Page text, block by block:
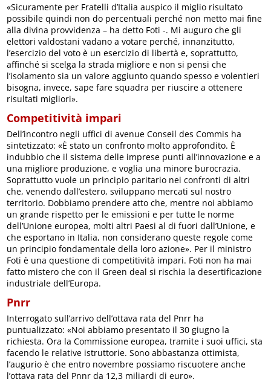
«Sicuramente per Fratelli d’Italia auspico il miglio risultato
possibile quindi non do percentuali perché non metto mai fine
alla divina provvidenza – ha detto Foti -. Mi auguro che gli
elettori valdostani vadano a votare perché, innanzitutto,
l’esercizio del voto è un esercizio di libertà e, soprattutto,
affinché si scelga la strada migliore e non si pensi che
l’isolamento sia un valore aggiunto quando spesso e volentieri
bisogna, invece, sape fare squadra per riuscire a ottenere
risultati migliori».
Competitività impari
Dell’incontro negli uffici di avenue Conseil des Commis ha
sintetizzato: «È stato un confronto molto approfondito. È
indubbio che il sistema delle imprese punti all’innovazione e a
una migliore produzione, e voglia una minore burocrazia.
Soprattutto vuole un principio paritario nei confronti di altri
che, venendo dall’estero, sviluppano mercati sul nostro
territorio. Dobbiamo prendere atto che, mentre noi abbiamo
un grande rispetto per le emissioni e per tutte le norme
dell’Unione europea, molti altri Paesi al di fuori dall’Unione, e
che esportano in Italia, non considerano queste regole come
un principio fondamentale della loro azione». Per il ministro
Foti è una questione di competitività impari. Foti non ha mai
fatto mistero che con il Green deal si rischia la desertificazione
industriale dell’Europa.
Pnrr
Interrogato sull’arrivo dell’ottava rata del Pnrr ha
puntualizzato: «Noi abbiamo presentato il 30 giugno la
richiesta. Ora la Commissione europea, tramite i suoi uffici, sta
facendo le relative istruttorie. Sono abbastanza ottimista,
l’augurio è che entro novembre possiamo riscuotere anche
l’ottava rata del Pnnr da 12,3 miliardi di euro».